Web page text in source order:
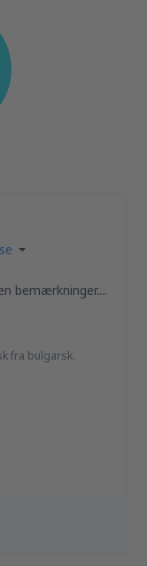
bemærkninger....
fra bulgarsk.